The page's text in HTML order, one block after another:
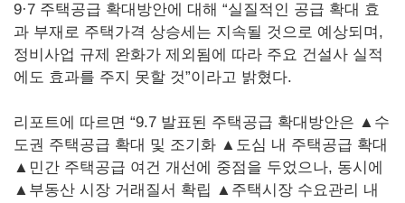
9·7 주택공급 확대방안에 대해 “실질적인 공급 확대 효
과 부재로 주택가격 상승세는 지속될 것으로 예상되며,
정비사업 규제 완화가 제외됨에 따라 주요 건설사 실적
에도 효과를 주지 못할 것”이라고 밝혔다.
리포트에 따르면 “9.7 발표된 주택공급 확대방안은 ▲수
도권 주택공급 확대 및 조기화 ▲도심 내 주택공급 확대
▲민간 주택공급 여건 개선에 중점을 두었으나, 동시에
▲부동산 시장 거래질서 확립 ▲주택시장 수요관리 내